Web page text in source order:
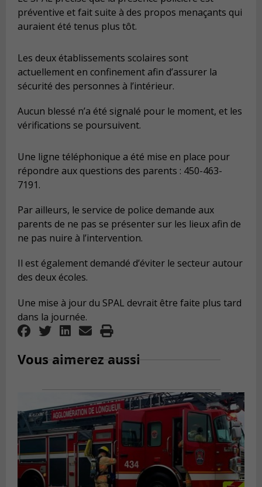
préventive et fait suite à des propos menaçants qui
auraient été tenus plus tôt.
Les deux établissements scolaires sont
actuellement en confinement afin d’assurer la
sécurité des personnes à l’intérieur.
Aucun blessé n’a été signalé pour le moment, et les
vérifications se poursuivent.
Une ligne téléphonique a été mise en place pour
répondre aux questions des parents : 450-463-
7191.
Par ailleurs, le service de police demande aux
parents de ne pas se présenter sur les lieux afin de
ne pas nuire à l’intervention.
Il est également demandé d’éviter le secteur autour
des deux écoles.
Une mise à jour du SPAL devrait être faite plus tard
dans la journée.
Vous aimerez aussi